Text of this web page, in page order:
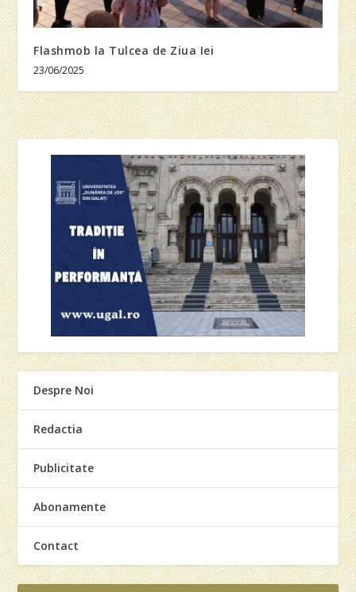
Flashmob la Tulcea de Ziua Iei
23/06/2025
Despre Noi
Redactia
Publicitate
Abonamente
Contact